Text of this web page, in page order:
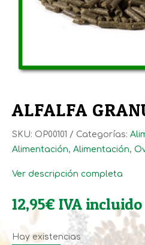
ALFALFA
SKU: OP00101 Categorías:
Alimentación, Alimentación,
Ver descripción completa
12,95€ IVA incluido
Hay existencias